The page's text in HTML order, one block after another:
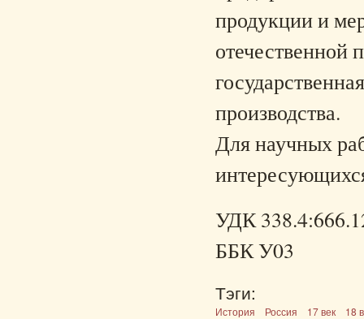
продукции и
отечественной
производства.
Для научных
УДК
ББК У03
Тэги:
История Россия 17 век 18